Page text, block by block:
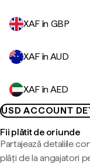
XAF în GBP
XAF în AUD
XAF în AED
USD ACCOUNT
Fii plătit de oriunde
Partajează detaliile
plăți de la angajatori